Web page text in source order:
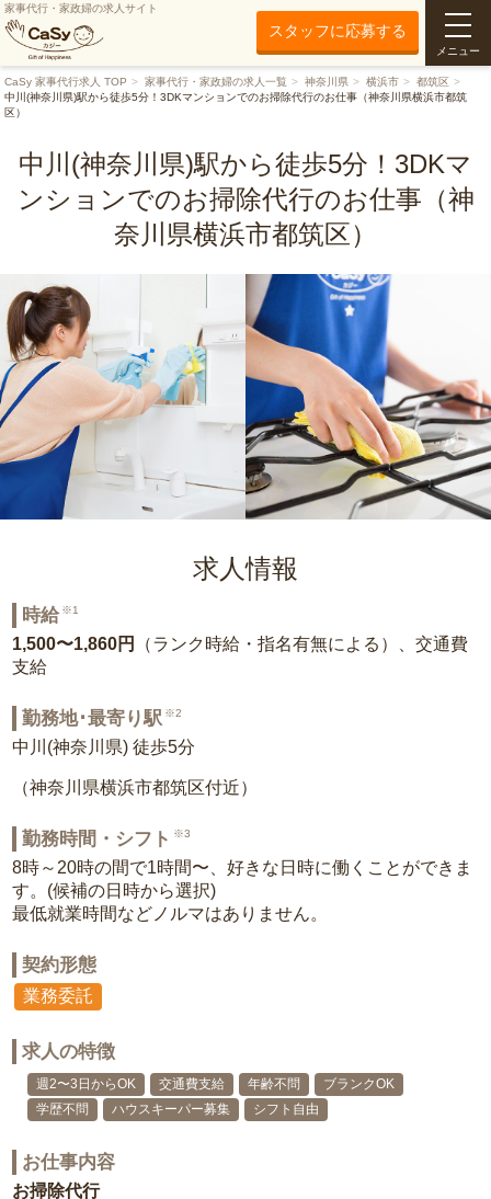
家事代行・家政婦の求人サイト
スタッフに応募する
メニュー
CaSy 家事代行求人 TOP 家事代行・家政婦の求人一覧 神奈川県 横浜市
都筑区
中川(神奈川県)駅から徒歩5分！3DKマンションでのお掃除代行のお仕事（神奈川県横浜市都筑
区）
中川(神奈川県)駅から徒歩5分！3DKマ
ンションでのお掃除代行のお仕事（神
奈川県横浜市都筑区）
求人情報
時給 ※1
1,500〜1,860円
（ランク時給・指名有無による）、交通費
支給
勤務地･最寄り駅 ※2
中川(神奈川県) 徒歩5分
（神奈川県横浜市都筑区付近）
勤務時間・シフト ※3
8時～20時の間で1時間〜、好きな日時に働くことができま
す。(候補の日時から選択)
最低就業時間などノルマはありません。
契約形態
業務委託
求人の特徴
週2〜3日からOK 交通費支給 年齢不問
ブランクOK
学歴不問
ハウスキーパー募集 シフト自由
お仕事内容
お掃除代行